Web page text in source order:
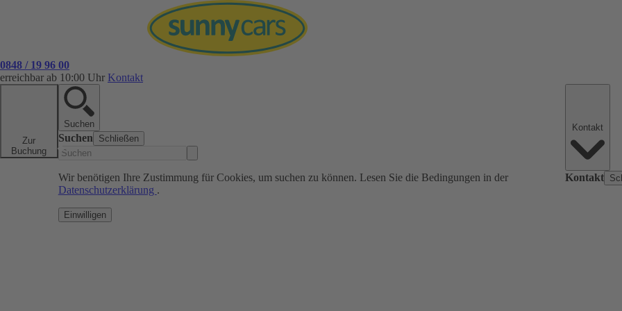
0848 / 19 96 00
erreichbar ab 10:00 Uhr Kontakt
Zur
Buchung
Suchen
Suchen Schließen
Wir benötigen Ihre Zustimmung für Cookies, um suchen zu können. Lesen Sie die Bedingungen in der
Datenschutzerklärung .
Einwilligen
Kontakt